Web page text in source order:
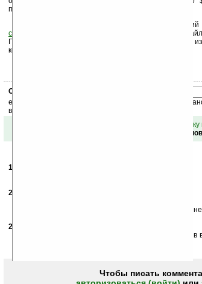
поступало.
Оцените новость и оставьте свой комментарий
странице
на рассылку новостей,
Поддержите Ладошки своей посещаемостью,
коммерческой информации, ссылками.
Скоро
ежедневный или еженедельный дайджест новостей,
ваш почтовый ящик.
вернуться к
Обсуждение этой
19.06.2007
20.06.2007
Ноут — большой, КПК — слабоват. А етот
20.06.2007
Опа! В Пендальфе блюха 2-ой версии! Если ещё и в
Чтобы писать